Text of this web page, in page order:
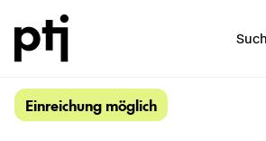
Ein­rei­chung mög­lich